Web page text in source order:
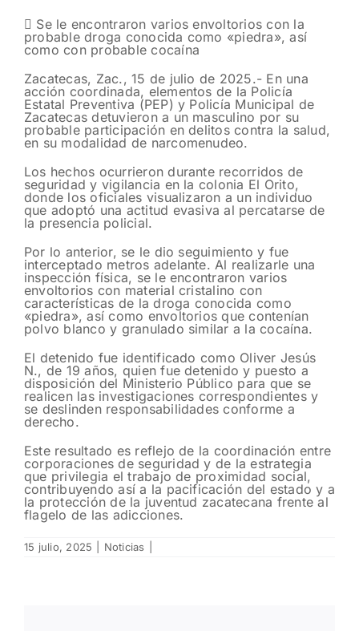
 Se le encontraron varios envoltorios con la
probable droga conocida como «piedra», así
como con probable cocaína
Zacatecas, Zac., 15 de julio de 2025.- En una
acción coordinada, elementos de la Policía
Estatal Preventiva (PEP) y Policía Municipal de
Zacatecas detuvieron a un masculino por su
probable participación en delitos contra la salud,
en su modalidad de narcomenudeo.
Los hechos ocurrieron durante recorridos de
seguridad y vigilancia en la colonia El Orito,
donde los oficiales visualizaron a un individuo
que adoptó una actitud evasiva al percatarse de
la presencia policial.
Por lo anterior, se le dio seguimiento y fue
interceptado metros adelante. Al realizarle una
inspección física, se le encontraron varios
envoltorios con material cristalino con
características de la droga conocida como
«piedra», así como envoltorios que contenían
polvo blanco y granulado similar a la cocaína.
El detenido fue identificado como Oliver Jesús
N., de 19 años, quien fue detenido y puesto a
disposición del Ministerio Público para que se
realicen las investigaciones correspondientes y
se deslinden responsabilidades conforme a
derecho.
Este resultado es reflejo de la coordinación entre
corporaciones de seguridad y de la estrategia
que privilegia el trabajo de proximidad social,
contribuyendo así a la pacificación del estado y a
la protección de la juventud zacatecana frente al
flagelo de las adicciones.
15 julio, 2025 Noticias